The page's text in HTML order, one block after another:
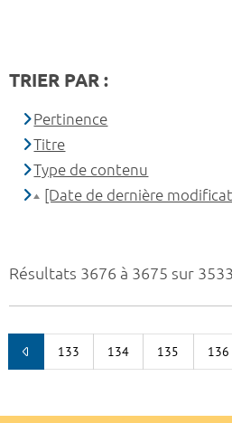
Résultats 3676 à 3675 sur
133 134 135 136
TRIER PAR :
Pertinence
Titre
Type de contenu
[Date de dernière